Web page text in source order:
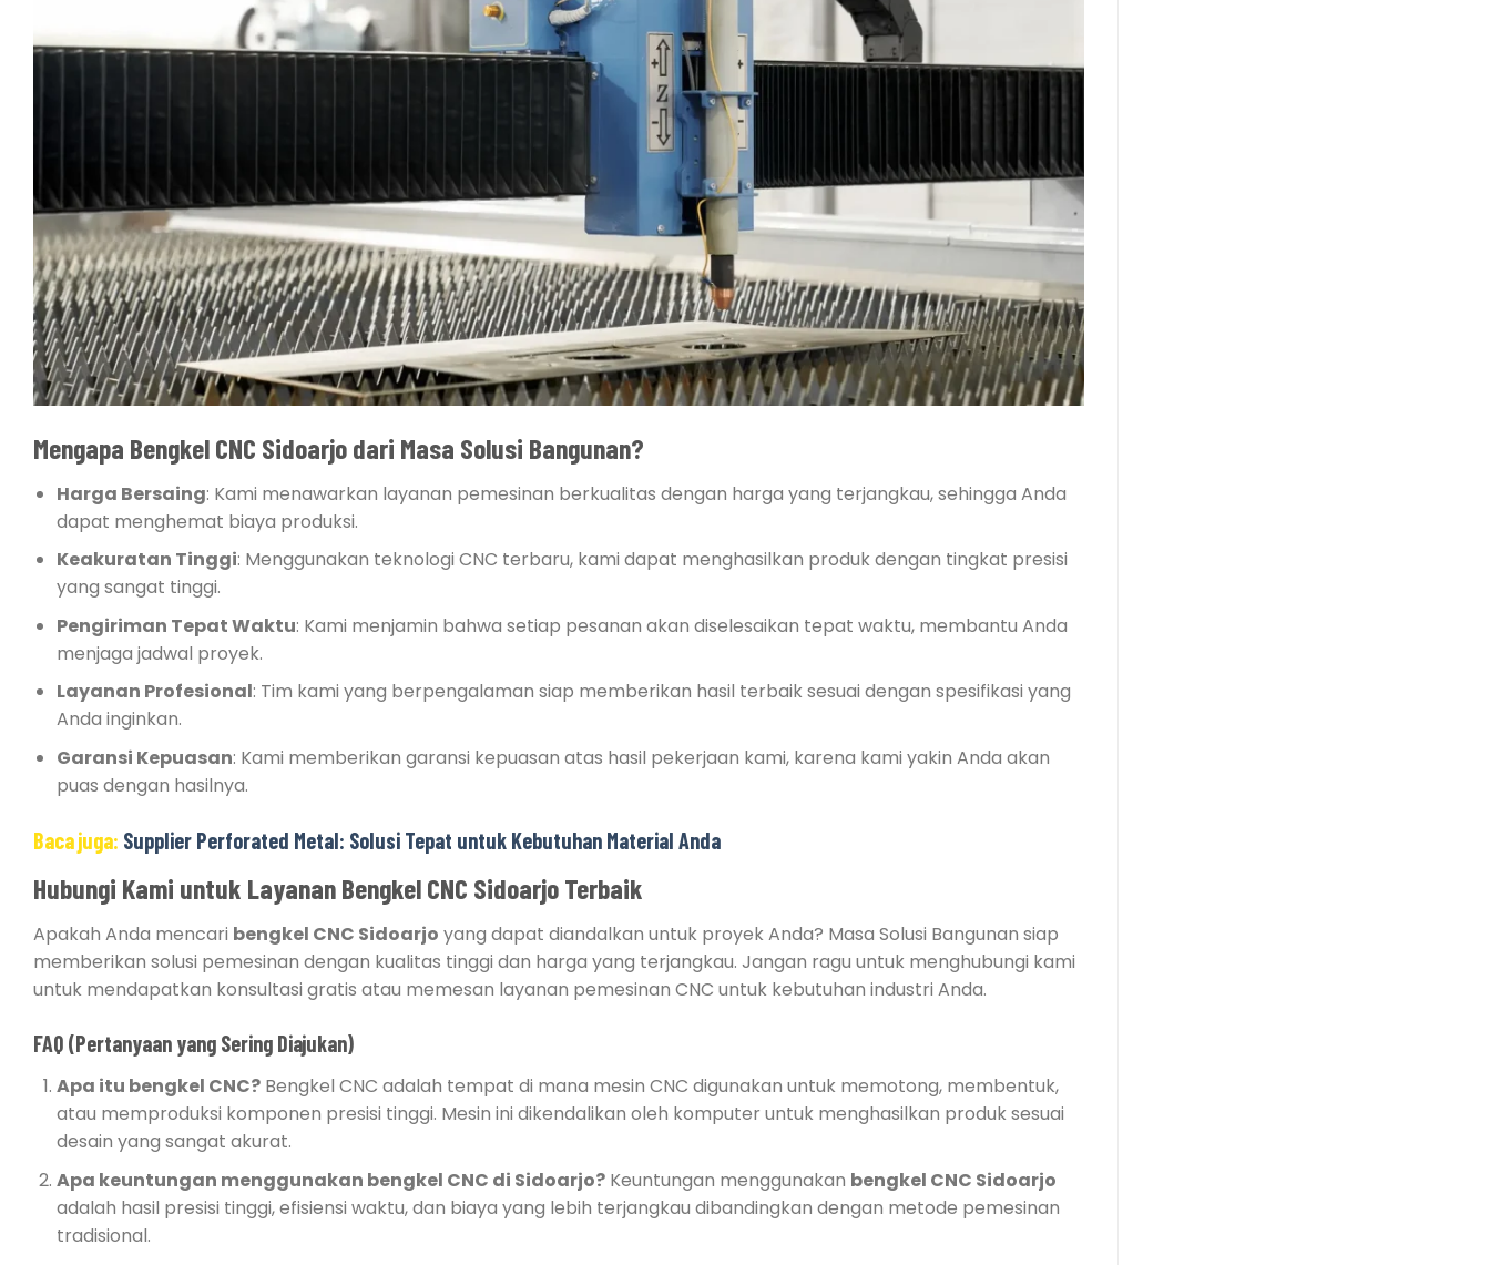
Mengapa Bengkel CNC Sidoarjo dari Masa Solusi Bangunan?
Harga Bersaing: Kami menawarkan layanan pemesinan berkualitas dengan harga yang terjangkau, sehingga Anda
dapat menghemat biaya produksi.
Keakuratan Tinggi: Menggunakan teknologi CNC terbaru, kami dapat menghasilkan produk dengan tingkat presisi
yang sangat tinggi.
Pengiriman Tepat Waktu: Kami menjamin bahwa setiap pesanan akan diselesaikan tepat waktu, membantu Anda
menjaga jadwal proyek.
Layanan Profesional: Tim kami yang berpengalaman siap memberikan hasil terbaik sesuai dengan spesifikasi yang
Anda inginkan.
Garansi Kepuasan: Kami memberikan garansi kepuasan atas hasil pekerjaan kami, karena kami yakin Anda akan
puas dengan hasilnya.
Baca juga: Supplier Perforated Metal: Solusi Tepat untuk Kebutuhan Material Anda
Hubungi Kami untuk Layanan Bengkel CNC Sidoarjo Terbaik
Apakah Anda mencari bengkel CNC Sidoarjo yang dapat diandalkan untuk proyek Anda? Masa Solusi Bangunan siap
memberikan solusi pemesinan dengan kualitas tinggi dan harga yang terjangkau. Jangan ragu untuk menghubungi kami
untuk mendapatkan konsultasi gratis atau memesan layanan pemesinan CNC untuk kebutuhan industri Anda.
FAQ (Pertanyaan yang Sering Diajukan)
Apa itu bengkel CNC?Bengkel CNC adalah tempat di mana mesin CNC digunakan untuk memotong, membentuk,
atau memproduksi komponen presisi tinggi. Mesin ini dikendalikan oleh komputer untuk menghasilkan produk sesuai
desain yang sangat akurat.
Apa keuntungan menggunakan bengkel CNC di Sidoarjo?Keuntungan menggunakan bengkel CNC Sidoarjo
adalah hasil presisi tinggi, efisiensi waktu, dan biaya yang lebih terjangkau dibandingkan dengan metode pemesinan
tradisional.